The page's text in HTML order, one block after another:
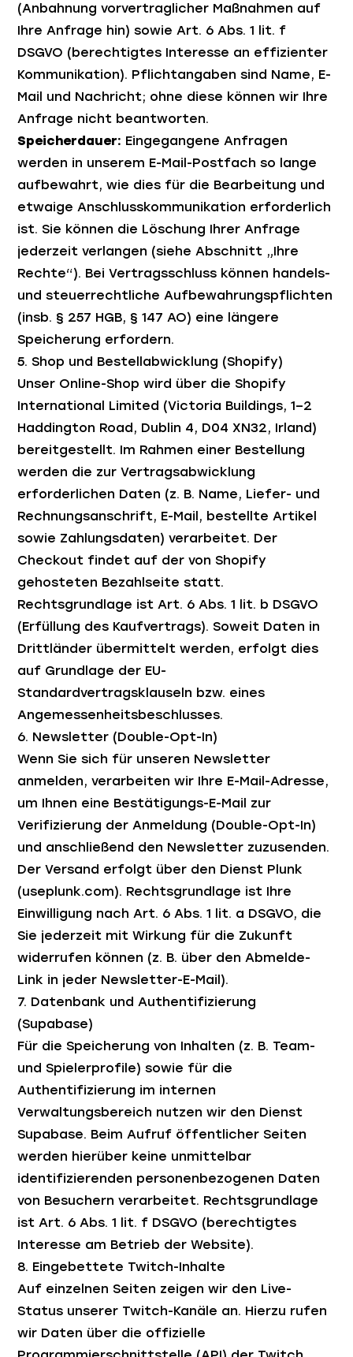
(Anbahnung vorvertraglicher Maßnahmen auf
Ihre Anfrage hin) sowie Art. 6 Abs. 1 lit. f
DSGVO (berechtigtes Interesse an effizienter
Kommunikation). Pflichtangaben sind Name, E-
Mail und Nachricht; ohne diese können wir Ihre
Anfrage nicht beantworten.
Speicherdauer: Eingegangene Anfragen
werden in unserem E-Mail-Postfach so lange
aufbewahrt, wie dies für die Bearbeitung und
etwaige Anschlusskommunikation erforderlich
ist. Sie können die Löschung Ihrer Anfrage
jederzeit verlangen (siehe Abschnitt „Ihre
Rechte“). Bei Vertragsschluss können handels-
und steuerrechtliche Aufbewahrungspflichten
(insb. § 257 HGB, § 147 AO) eine längere
Speicherung erfordern.
5. Shop und Bestellabwicklung (Shopify)
Unser Online-Shop wird über die Shopify
International Limited (Victoria Buildings, 1–2
Haddington Road, Dublin 4, D04 XN32, Irland)
bereitgestellt. Im Rahmen einer Bestellung
werden die zur Vertragsabwicklung
erforderlichen Daten (z. B. Name, Liefer- und
Rechnungsanschrift, E-Mail, bestellte Artikel
sowie Zahlungsdaten) verarbeitet. Der
Checkout findet auf der von Shopify
gehosteten Bezahlseite statt.
Rechtsgrundlage ist Art. 6 Abs. 1 lit. b DSGVO
(Erfüllung des Kaufvertrags). Soweit Daten in
Drittländer übermittelt werden, erfolgt dies
auf Grundlage der EU-
Standardvertragsklauseln bzw. eines
Angemessenheitsbeschlusses.
6. Newsletter (Double-Opt-In)
Wenn Sie sich für unseren Newsletter
anmelden, verarbeiten wir Ihre E-Mail-Adresse,
um Ihnen eine Bestätigungs-E-Mail zur
Verifizierung der Anmeldung (Double-Opt-In)
und anschließend den Newsletter zuzusenden.
Der Versand erfolgt über den Dienst Plunk
(useplunk.com). Rechtsgrundlage ist Ihre
Einwilligung nach Art. 6 Abs. 1 lit. a DSGVO, die
Sie jederzeit mit Wirkung für die Zukunft
widerrufen können (z. B. über den Abmelde-
Link in jeder Newsletter-E-Mail).
7. Datenbank und Authentifizierung
(Supabase)
Für die Speicherung von Inhalten (z. B. Team-
und Spielerprofile) sowie für die
Authentifizierung im internen
Verwaltungsbereich nutzen wir den Dienst
Supabase. Beim Aufruf öffentlicher Seiten
werden hierüber keine unmittelbar
identifizierenden personenbezogenen Daten
von Besuchern verarbeitet. Rechtsgrundlage
ist Art. 6 Abs. 1 lit. f DSGVO (berechtigtes
Interesse am Betrieb der Website).
8. Eingebettete Twitch-Inhalte
Auf einzelnen Seiten zeigen wir den Live-
Status unserer Twitch-Kanäle an. Hierzu rufen
wir Daten über die offizielle